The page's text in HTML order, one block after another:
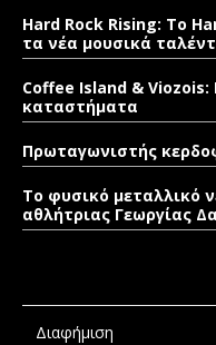
Hard Rock Rising: Το
τα νέα μουσικά
Coffee Island &
καταστήματα
Πρωταγωνιστής
Το φυσικό μεταλλικό
αθλήτριας Γεωργίας
Διαφήμιση